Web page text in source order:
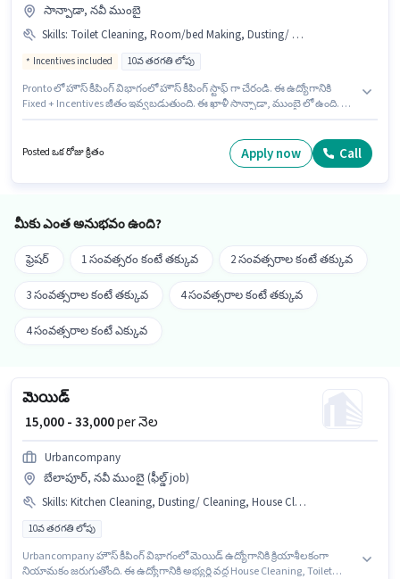
సాన్పాడా, నవీ ముంబై
Skills: Toilet Cleaning, Room/bed Making, Dusting/ Cleaning, Kitchen Cleaning, House Cleaning
Incentives included 10వ తరగతి లోపు
Pronto లో హౌస్ కీపింగ్ విభాగంలో హౌస్ కీపింగ్ స్టాఫ్ గా చేరండి. ఈ ఉద్యోగానికి
Fixed + Incentives జీతం ఇవ్వబడుతుంది. ఈ ఖాళీ సాన్పాడా, ముంబై లో ఉంది. ఈ
ఉండాలి. ఈ ఉద్యోగం 0 - 6+ ఏళ్లు సంవత్సరాల అనుభవం ఉన్న వారికి కోసం, నెల
జీతం ₹26000 ఉంటుంది. ఈ ఉద్యోగానికి 10వ తరగతి లోపు అర్హత ఉన్న అభ్యర్థులు
Posted ఒక రోజు క్రితం Apply now Call
మీకు ఎంత అనుభవం ఉంది?
ఫ్రెషర్ 1 సంవత్సరం కంటే తక్కువ 2 సంవత్సరాల కంటే తక్కువ
3 సంవత్సరాల కంటే తక్కువ 4 సంవత్సరాల కంటే తక్కువ
4 సంవత్సరాల కంటే ఎక్కువ
మెయిడ్
₹ 15,000 - 33,000per నెల
Urbancompany
బేలాపూర్, నవీ ముంబై (ఫీల్డ్ job)
Skills: Kitchen Cleaning, Dusting/ Cleaning, House Cleaning, Toilet Cleaning
10వ తరగతి లోపు
Urbancompany హౌస్ కీపింగ్ విభాగంలో మెయిడ్ ఉద్యోగానికి క్రియాశీలకంగా
నియామకం జరుగుతోంది. ఈ ఉద్యోగానికి అభ్యర్థి వద్ద House Cleaning, Toilet